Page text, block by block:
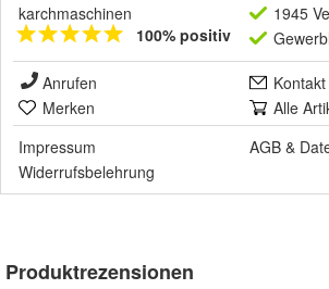
karchmaschinen
100% positiv
1945
Anrufen
Kontakt
Merken
Alle
Impressum
AGB &
Widerrufsbelehrung
Produktrezensionen